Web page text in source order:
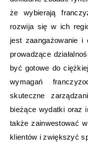
że wybierają
rozwija się w ich
jest zaangażowanie i
prowadzące
być gotowe do
wymagań
skuteczne
bieżące wydatki oraz
także zainwestować
klientów i zwiększyć